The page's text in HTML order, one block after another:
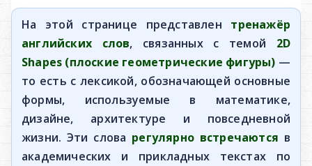
На этой странице представлен тренажёр
английских слов, связанных с темой 2D
Shapes (плоские геометрические фигуры) —
то есть с лексикой, обозначающей основные
формы, используемые в математике,
дизайне, архитектуре и повседневной
жизни. Эти слова регулярно встречаются в
академических и прикладных текстах по